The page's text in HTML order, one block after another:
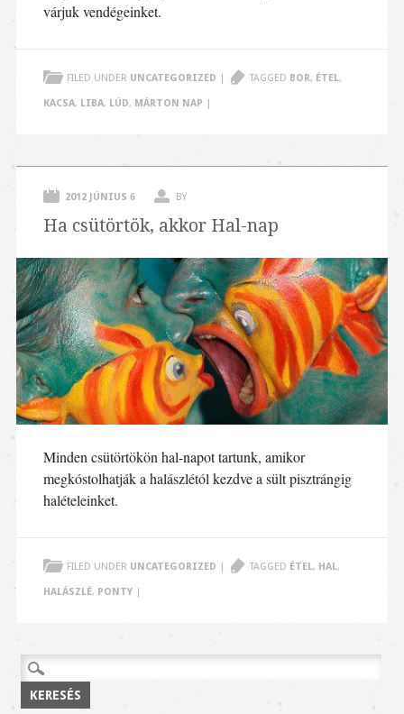
várjuk vendégeinket.
FILED UNDER UNCATEGORIZED | TAGGED BOR, ÉTEL,
KACSA, LIBA, LÚD, MÁRTON NAP |
2012 JÚNIUS 6 BY
Ha csütörtök, akkor Hal-nap
Minden csütörtökön hal-napot tartunk, amikor
megkóstolhatják a halászlétól kezdve a sült pisztrángig
halételeinket.
FILED UNDER UNCATEGORIZED | TAGGED ÉTEL, HAL,
HALÁSZLÉ, PONTY |
Keresés: